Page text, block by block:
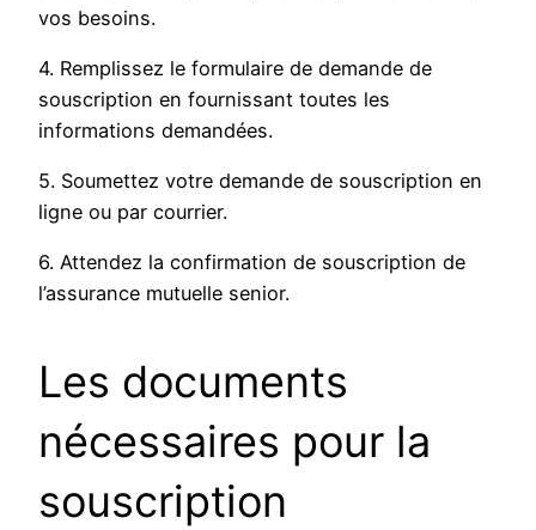
vos besoins.
4. Remplissez le formulaire de demande de
souscription en fournissant toutes les
informations demandées.
5. Soumettez votre demande de souscription en
ligne ou par courrier.
6. Attendez la confirmation de souscription de
l’assurance mutuelle senior.
Les documents
nécessaires pour la
souscription